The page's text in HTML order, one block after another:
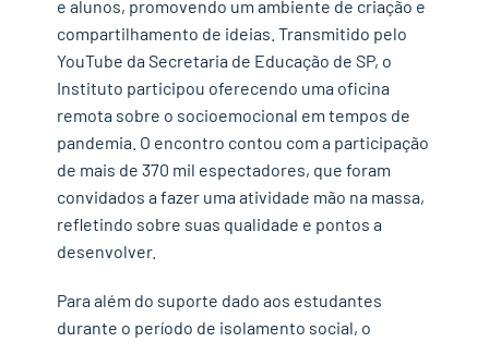
e alunos, promovendo um ambiente de criação e
compartilhamento de ideias. Transmitido pelo
YouTube da Secretaria de Educação de SP, o
Instituto participou oferecendo uma oficina
remota sobre o socioemocional em tempos de
pandemia. O encontro contou com a participação
de mais de 370 mil espectadores, que foram
convidados a fazer uma atividade mão na massa,
refletindo sobre suas qualidade e pontos a
desenvolver.
Para além do suporte dado aos estudantes
durante o período de isolamento social, o